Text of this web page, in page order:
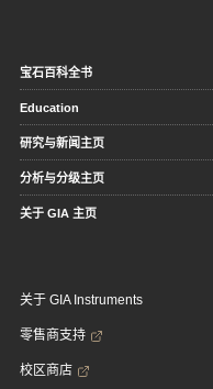
宝石百科全书
Education
研究与新闻主页
分析与分级主页
关于 GIA 主页
关于 GIA Instruments
零售商支持
校区商店